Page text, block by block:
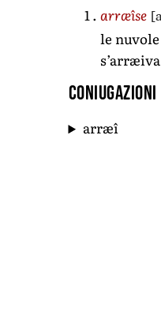
arræîse
le
Coniugazioni
arræî